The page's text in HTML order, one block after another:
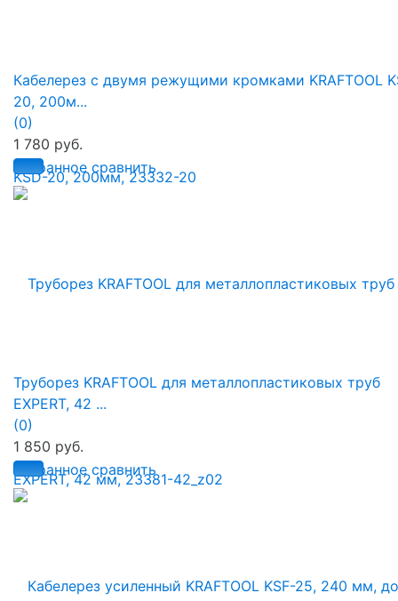
избранное сравнить
Кабелерез с двумя режущими кромками KRAFTOOL
20, 200м...
(0)
1 780 руб.
избранное сравнить
Труборез KRAFTOOL для металлопластиковых труб
EXPERT, 42 ...
(0)
1 850 руб.